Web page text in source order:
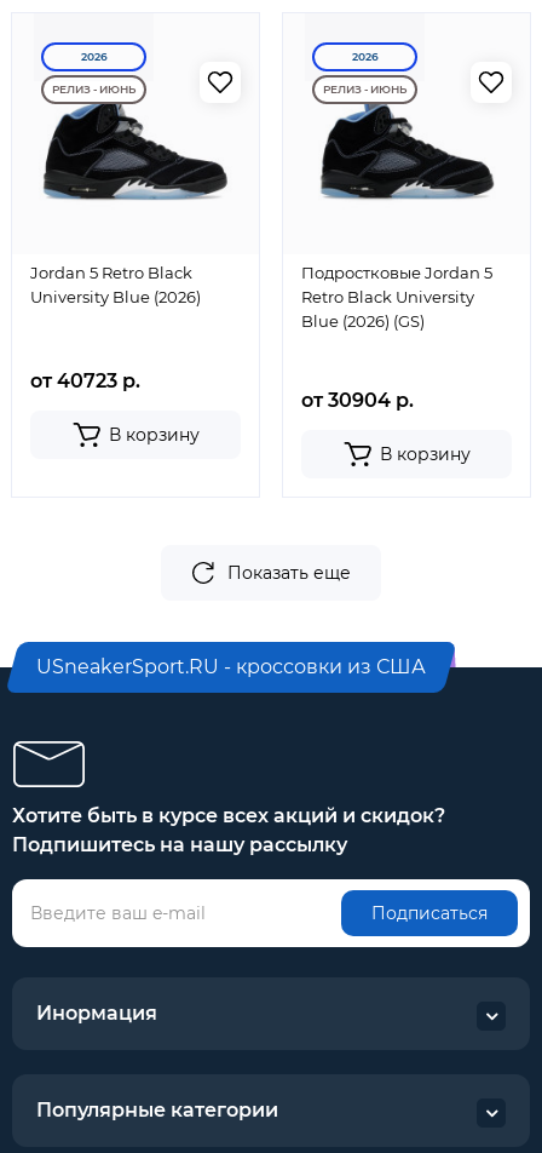
2026
РЕЛИЗ - ИЮНЬ
Jordan 5 Retro Black
University Blue (2026)
от 40723 р.
В корзину
2026
РЕЛИЗ - ИЮНЬ
Подростковые Jordan 5
Retro Black University
Blue (2026) (GS)
от 30904 р.
В корзину
Показать еще
USneakerSport.RU - кроссовки из США
Хотите быть в курсе всех акций и скидок?
Подпишитесь на нашу рассылку
Подписаться
Инормация
Популярные категории